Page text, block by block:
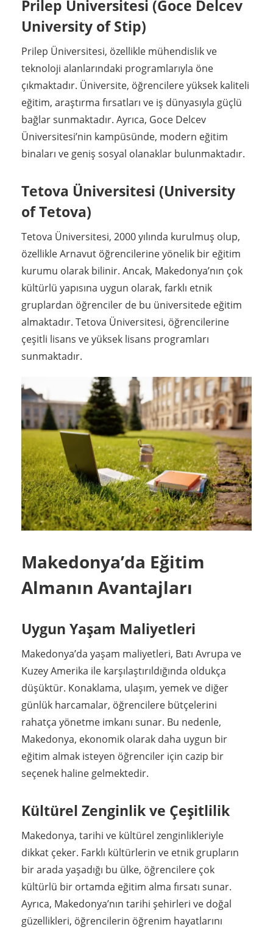
Prilep Üniversitesi (Goce Delcev
University of Stip)
Prilep Üniversitesi, özellikle mühendislik ve
teknoloji alanlarındaki programlarıyla öne
çıkmaktadır. Üniversite, öğrencilere yüksek kaliteli
eğitim, araştırma fırsatları ve iş dünyasıyla güçlü
bağlar sunmaktadır. Ayrıca, Goce Delcev
Üniversitesi’nin kampüsünde, modern eğitim
binaları ve geniş sosyal olanaklar bulunmaktadır.
Tetova Üniversitesi (University
of Tetova)
Tetova Üniversitesi, 2000 yılında kurulmuş olup,
özellikle Arnavut öğrencilerine yönelik bir eğitim
kurumu olarak bilinir. Ancak, Makedonya’nın çok
kültürlü yapısına uygun olarak, farklı etnik
gruplardan öğrenciler de bu üniversitede eğitim
almaktadır. Tetova Üniversitesi, öğrencilerine
çeşitli lisans ve yüksek lisans programları
sunmaktadır.
Makedonya’da Eğitim
Almanın Avantajları
Uygun Yaşam Maliyetleri
Makedonya’da yaşam maliyetleri, Batı Avrupa ve
Kuzey Amerika ile karşılaştırıldığında oldukça
düşüktür. Konaklama, ulaşım, yemek ve diğer
günlük harcamalar, öğrencilere bütçelerini
rahatça yönetme imkanı sunar. Bu nedenle,
Makedonya, ekonomik olarak daha uygun bir
eğitim almak isteyen öğrenciler için cazip bir
seçenek haline gelmektedir.
Kültürel Zenginlik ve Çeşitlilik
Makedonya, tarihi ve kültürel zenginlikleriyle
dikkat çeker. Farklı kültürlerin ve etnik grupların
bir arada yaşadığı bu ülke, öğrencilere çok
kültürlü bir ortamda eğitim alma fırsatı sunar.
Ayrıca, Makedonya’nın tarihi şehirleri ve doğal
güzellikleri, öğrencilerin öğrenim hayatlarını